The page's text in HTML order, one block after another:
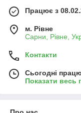
Працює з
м. Рівне
Сарни, Рівне,
Контакти
Сьогодні
Показати весь